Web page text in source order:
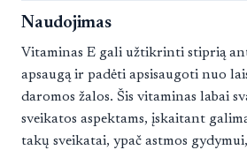
Naudojimas
Vitaminas E gali užtikrinti stiprią
apsaugą ir padėti apsisaugoti nuo
daromos žalos. Šis vitaminas labai
sveikatos aspektams, įskaitant
takų sveikatai, ypač astmos